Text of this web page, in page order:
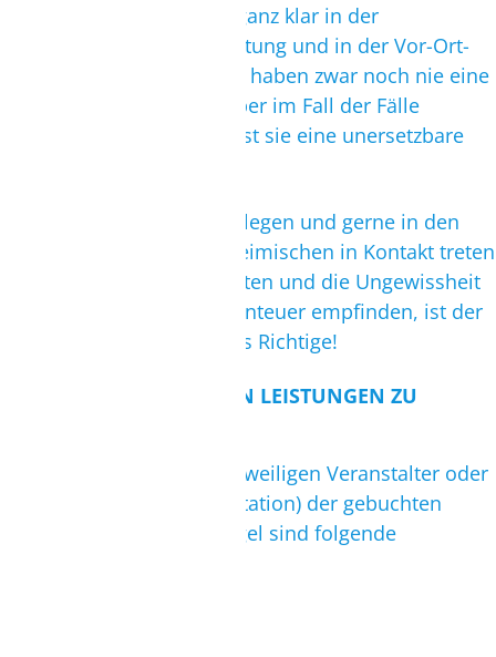
großen Veranstalter liegt ganz klar in der
Einkaufskraft der Reiseleistung und in der Vor-Ort-
Betreuung. Viele von euch haben zwar noch nie eine
Reiseleitung gebraucht, aber im Fall der Fälle
(Aschewolke, Unfall, etc.) ist sie eine unersetzbare
Für alle, die sich nicht festlegen und gerne in den
Tag hineinleben, mit Einheimischen in Kontakt treten
wollen, flexibel sein möchten und die Ungewissheit
der nächsten Tage als Abenteuer empfinden, ist der
individuelle Trip genau das Richtige!
WIE SIND DIE GEBUCHTEN LEISTUNGEN ZU
Die Zahlungsart ist vom jeweiligen Veranstalter oder
Leistungsträger (z.B. Surfstation) der gebuchten
Reise abhängig. In der Regel sind folgende